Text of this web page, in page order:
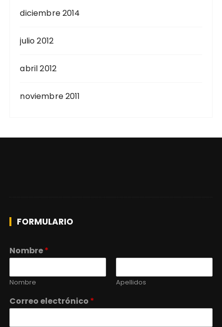
diciembre 2014
julio 2012
abril 2012
noviembre 2011
FORMULARIO
Nombre*
Nombre Apellidos
Correo electrónico *